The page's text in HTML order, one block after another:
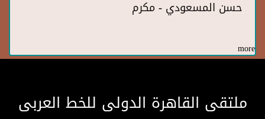
حسن المسعودي - مكرم
more
ملتقى القاهرة الدولى للخط العربى